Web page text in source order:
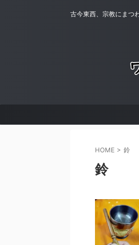
古今東西、宗教にまつ
HOME > 鈴
鈴